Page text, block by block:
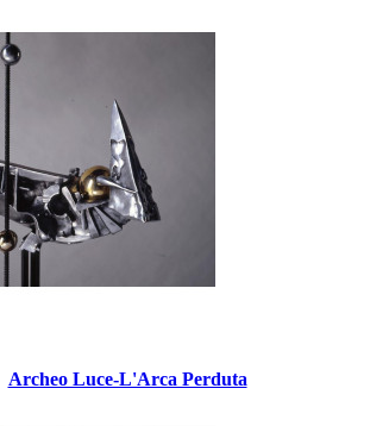
Archeo Luce-L'Arca Perduta